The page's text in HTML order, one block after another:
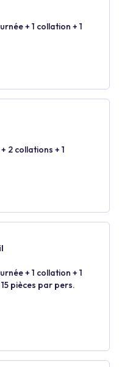
+ 1 collation + 1
2 collations + 1
+ 1 collation + 1
pièces par pers.